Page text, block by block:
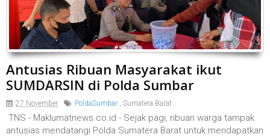
Antusias Ribuan Masyarakat ikut
SUMDARSIN di Polda Sumbar
27 November PoldaSumbar , Sumatera Barat
TNS - Maklumatnews.co.id - Sejak pagi, ribuan warga tampak
antusias mendatangi Polda Sumatera Barat untuk mendapatkan